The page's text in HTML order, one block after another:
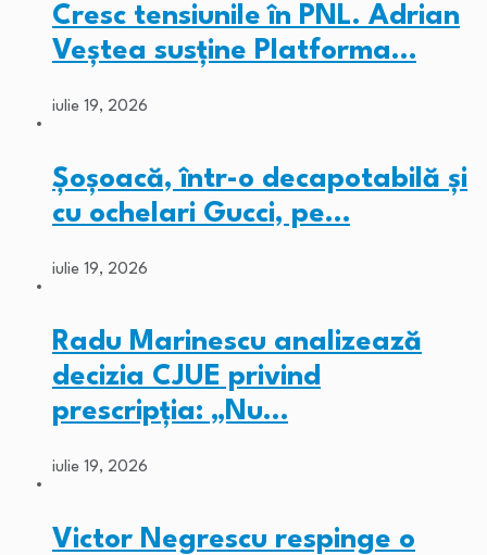
Cresc tensiunile în PNL. Adrian
Veștea susține Platforma…
iulie 19, 2026
Șoșoacă, într-o decapotabilă și
cu ochelari Gucci, pe…
iulie 19, 2026
Radu Marinescu analizează
decizia CJUE privind
prescripția: „Nu…
iulie 19, 2026
Victor Negrescu respinge o